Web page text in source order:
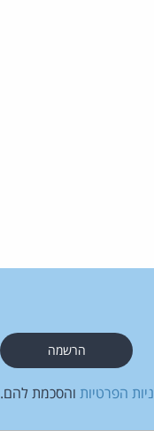
הפרטיות והסכמת להם.